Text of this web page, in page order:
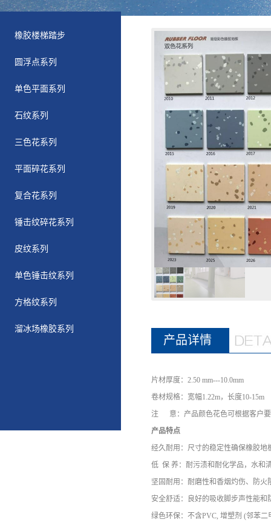
橡胶楼梯踏步
圆浮点系列
单色平面系列
石纹系列
三色花系列
平面碎花系列
复合花系列
锤击纹碎花系列
皮纹系列
单色锤击纹系列
方格纹系列
溜冰场橡胶系列
产品详情
片材厚度：2.50 mm---10.0mm
卷材规格：宽幅1.22m，长度10-15m
注 意：产品颜色花色可根据客户要
产品特点
经久耐用：尺寸的稳定性确保橡胶
低 保 养：耐污渍和耐化学品，水和
坚固耐用：耐磨性和香烟灼伤、防
安全舒适：良好的吸收脚步声性能和
绿色环保：不含PVC, 增塑剂 (邻苯